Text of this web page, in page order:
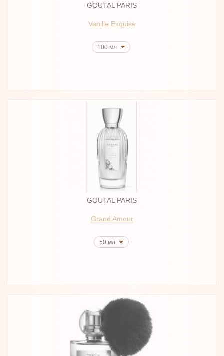
GOUTAL PARIS
Vanille Exquise
100 мл
GOUTAL PARIS
Grand Amour
50 мл